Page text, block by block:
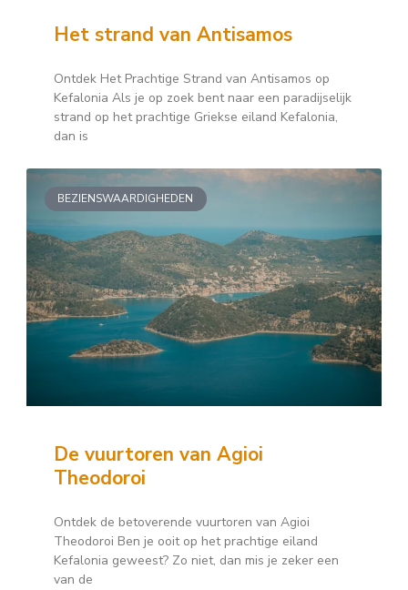
Het strand van Antisamos
Ontdek Het Prachtige Strand van Antisamos op
Kefalonia Als je op zoek bent naar een paradijselijk
strand op het prachtige Griekse eiland Kefalonia,
dan is
BEZIENSWAARDIGHEDEN
De vuurtoren van Agioi
Theodoroi
Ontdek de betoverende vuurtoren van Agioi
Theodoroi Ben je ooit op het prachtige eiland
Kefalonia geweest? Zo niet, dan mis je zeker een
van de